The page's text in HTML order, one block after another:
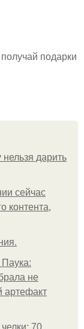
подарки
дарить
сейчас
контента,
не
артефакт